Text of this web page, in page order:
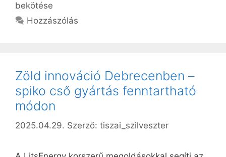
bekötése
Hozzászólás
Zöld innováció Debrecenben –
spiko cső gyártás fenntartható
módon
2025.04.29. Szerző: tiszai_szilveszter